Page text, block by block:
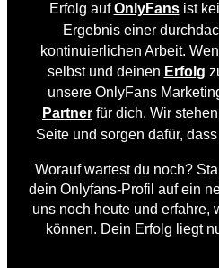
Erfolg aufOnlyFansist
Ergebnis einer
kontinuierlichen Arbeit.
selbst und deinen Erfolg
unsere OnlyFans
Partner für dich. Wir
Seite und sorgen dafür,
Worauf wartest du noch?
dein Onlyfans-Profil auf ein
uns noch heute und erfahre,
können. Dein Erfolg liegt